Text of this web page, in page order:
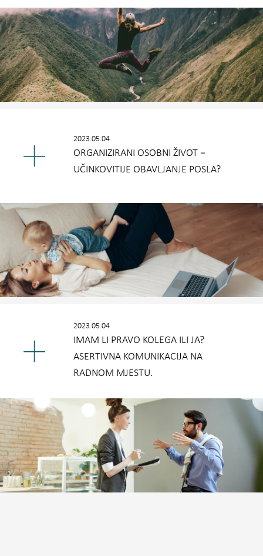
2023.05.04
ORGANIZIRANI OSOBNI ŽIVOT =
UČINKOVITIJE OBAVLJANJE POSLA?
2023.05.04
IMAM LI PRAVO KOLEGA ILI JA?
ASERTIVNA KOMUNIKACIJA NA
RADNOM MJESTU.